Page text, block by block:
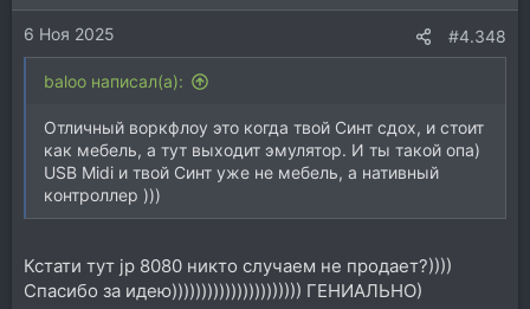
и
:6 Ноя 2025 #4.348
baloo написал(а):
Отличный воркфлоу это когда твой Синт сдох, и стоит
как мебель, а тут выходит эмулятор. И ты такой опа)
USB Midi и твой Синт уже не мебель, а нативный
контроллер )))
Кстати тут jp 8080 никто случаем не продает?))))
Спасибо за идею)))))))))))))))))))))) ГЕНИАЛЬНО)